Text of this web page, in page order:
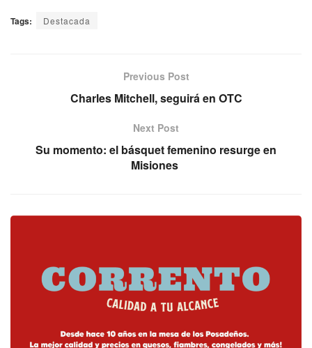
Tags: Destacada
Previous Post
Charles Mitchell, seguirá en OTC
Next Post
Su momento: el básquet femenino resurge en
Misiones